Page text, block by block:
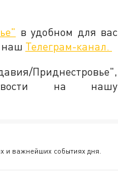
в удобном для вас
наш Телеграм-канал.
Приднестровье",
на нашу
и важнейших событиях дня.